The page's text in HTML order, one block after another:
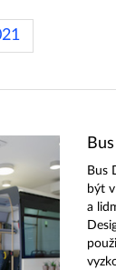
Bus
být
a